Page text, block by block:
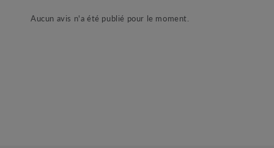
Aucun avis n'a été publié pour le moment.